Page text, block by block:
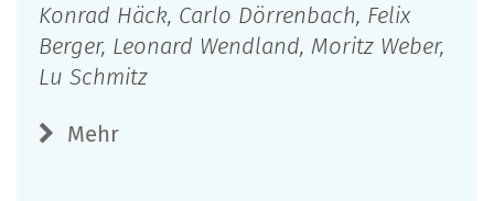
Konrad Häck, Carlo Dörrenbach, Felix
Berger, Leonard Wendland, Moritz Weber,
Lu Schmitz
Mehr